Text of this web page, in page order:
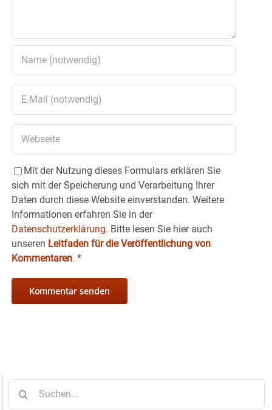
Mit der Nutzung dieses Formulars erklären Sie
sich mit der Speicherung und Verarbeitung Ihrer
Daten durch diese Website einverstanden. Weitere
Informationen erfahren Sie in der
Datenschutzerklärung. Bitte lesen Sie hier auch
unseren Leitfaden für die Veröffentlichung von
Kommentaren. *
nach: